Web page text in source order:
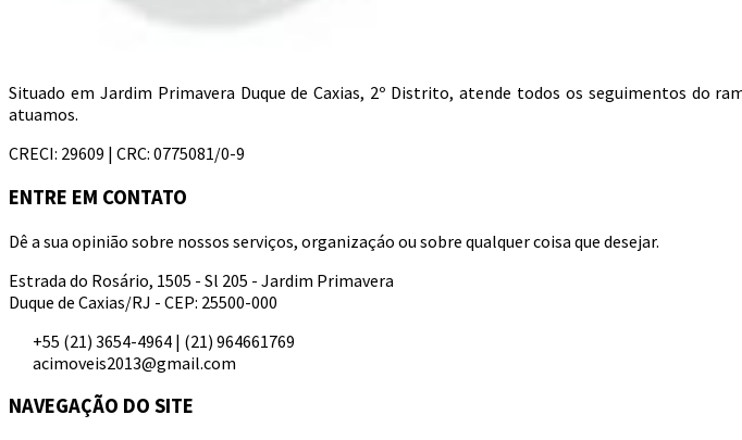
Situado em Jardim Primavera Duque de Caxias, 2º Distrito, atende todos os seguimentos do
atuamos.
CRECI: 29609 | CRC: 0775081/0-9
ENTRE EM CONTATO
Dê a sua opinião sobre nossos serviços, organizaçáo ou sobre qualquer coisa que desejar.
Estrada do Rosário, 1505 - Sl 205 - Jardim Primavera
Duque de Caxias/RJ - CEP: 25500-000
+55 (21) 3654-4964 | (21) 964661769
acimoveis2013@gmail.com
NAVEGAÇÃO DO SITE